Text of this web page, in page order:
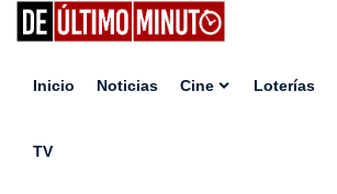
Inicio Noticias Cine Loterías
TV